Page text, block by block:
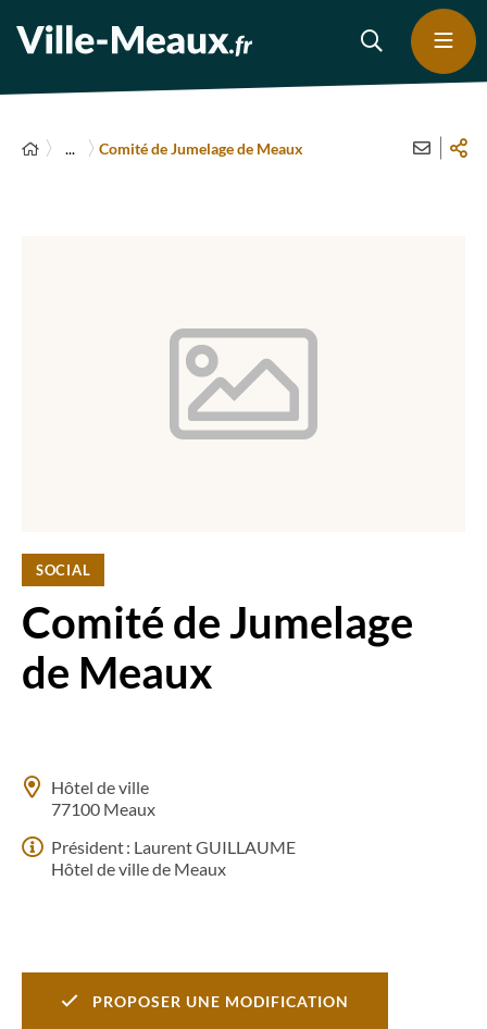
... Comité de Jumelage de Meaux
SOCIAL
Comité de Jumelage
de Meaux
Hôtel de ville
77100 Meaux
Président : Laurent GUILLAUME
Hôtel de ville de Meaux
PROPOSER UNE MODIFICATION